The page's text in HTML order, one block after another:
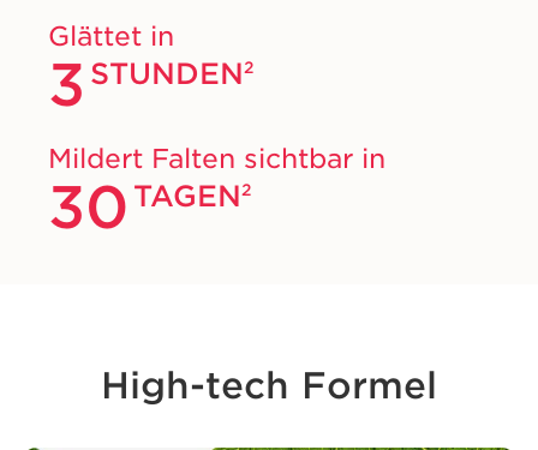
Glättet in
3 STUNDEN2
Mildert Falten sichtbar in
30 TAGEN2
High-tech Formel